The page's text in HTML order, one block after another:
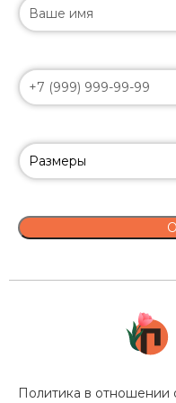
Политика в отношении